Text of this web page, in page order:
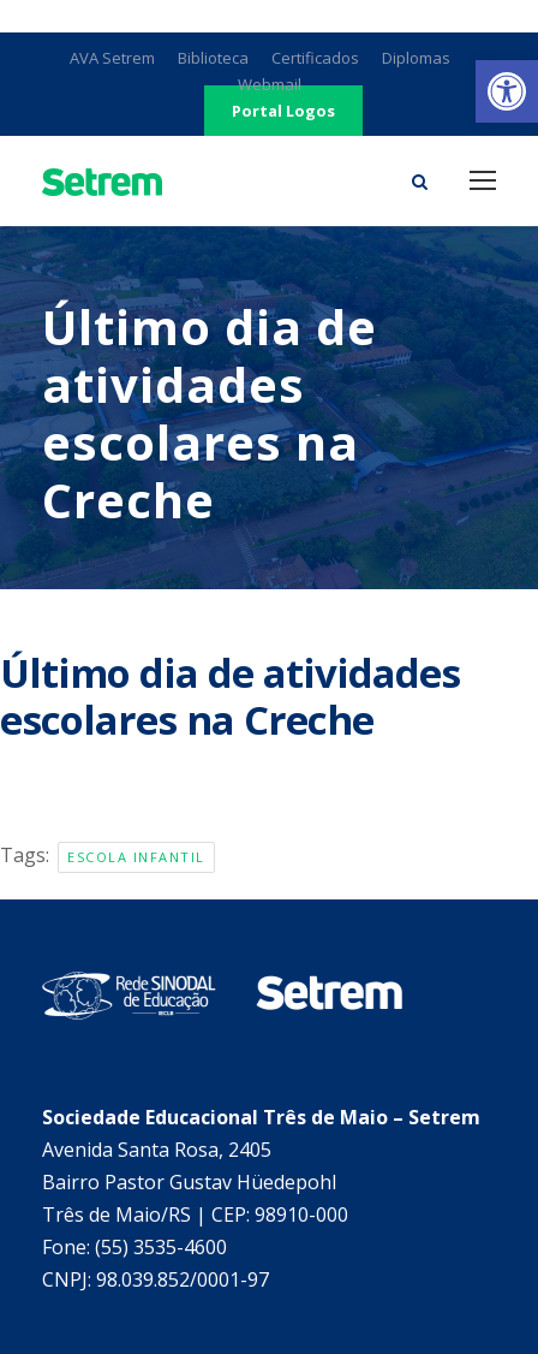
AVA Setrem Biblioteca Certificados
Diplomas
Webmail
Portal Logos
Último dia de
atividades
escolares na
Creche
Último dia de atividades
escolares na Creche
Tags: ESCOLA INFANTIL
Sociedade Educacional Três de Maio – Setrem
Avenida Santa Rosa, 2405
Bairro Pastor Gustav Hüedepohl
Três de Maio/RS | CEP: 98910-000
Fone: (55) 3535-4600
CNPJ: 98.039.852/0001-97